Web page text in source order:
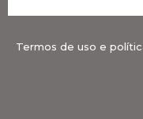
Termos de uso e